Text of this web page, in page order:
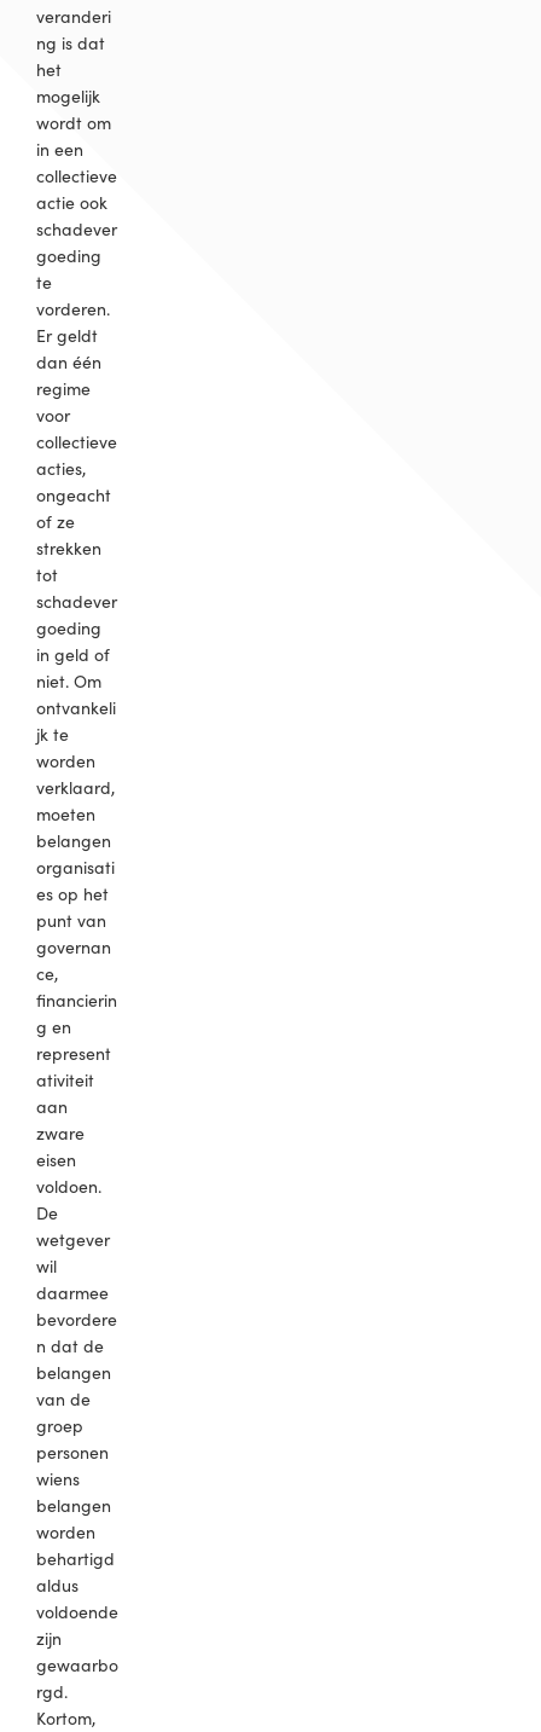
veranderi
ng is dat
het
mogelijk
wordt om
in een
collectieve
actie ook
schadever
goeding
te
vorderen.
Er geldt
dan één
regime
voor
collectieve
acties,
ongeacht
of ze
strekken
tot
schadever
goeding
in geld of
niet. Om
ontvankeli
jk te
worden
verklaard,
moeten
belangen
organisati
es op het
punt van
governan
ce,
financierin
g en
represent
ativiteit
aan
zware
eisen
voldoen.
De
wetgever
wil
daarmee
bevordere
n dat de
belangen
van de
groep
personen
wiens
belangen
worden
behartigd
aldus
voldoende
zijn
gewaarbo
rgd.
Kortom,